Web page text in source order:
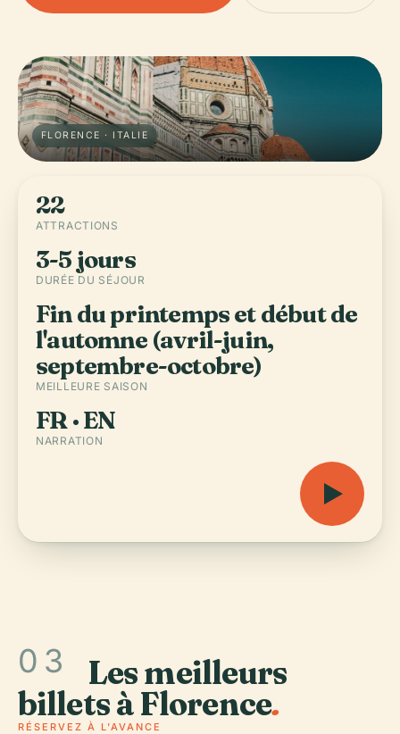
FLORENCE · ITALIE
22
ATTRACTIONS
3-5 jours
DURÉE DU SÉJOUR
Fin du printemps et début de
l'automne (avril-juin,
septembre-octobre)
MEILLEURE SAISON
FR · EN
NARRATION
03 Les meilleurs
billets à Florence.
RÉSERVEZ À L'AVANCE